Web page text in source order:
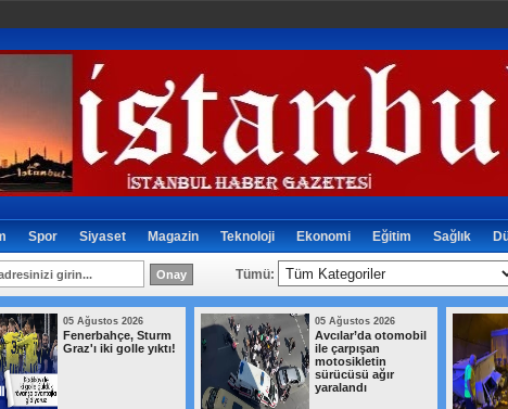
Spor Siyaset Magazin Teknoloji Ekonomi Eğitim Sağlık
Tümü:
05 Ağustos 2026
Fenerbahçe, Sturm
Graz'ı iki golle yıktı!
05 Ağustos 2026
Avcılar’da otomobil
ile çarpışan
motosikletin
sürücüsü ağır
yaralandı